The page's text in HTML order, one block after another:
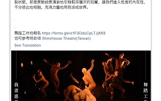
出かけて行く時間や交通費もかからないので、開催
海外の方も参加できるのはオンラインの良いところ
ですね。”
“I learned a lot! I have taken online Butoh
workshops before but have never really learned the
basic principles and skills. Your explanations and